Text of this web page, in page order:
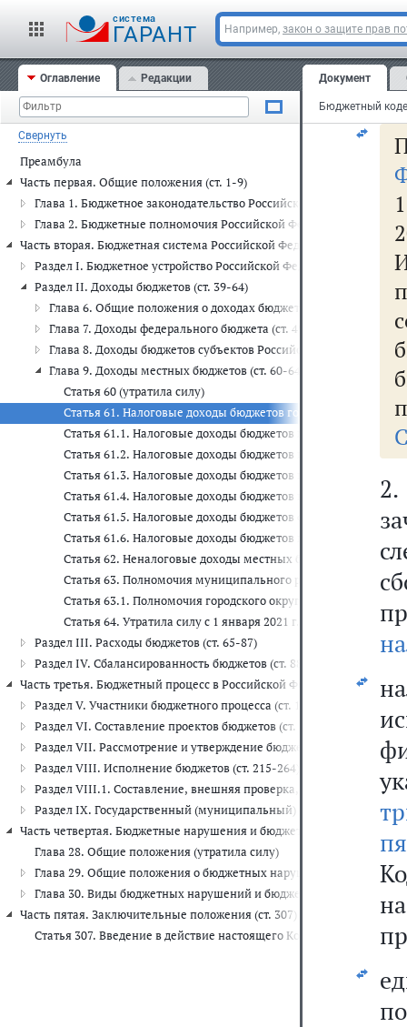
cистема
ГАРАНТ Например, закон о защите прав
Оглавление Редакции
Свернуть
Преамбула
Часть первая. Общие положения (ст. 1-9)
Глава 1. Бюджетное законодательство Российской Федерации (ст.
Глава 2. Бюджетные полномочия Российской Федерации,
Часть вторая. Бюджетная система Российской Федерации (ст. 10-150)
Раздел I. Бюджетное устройство Российской Федерации (ст. 10-
Раздел II. Доходы бюджетов (ст. 39-64)
Глава 6. Общие положения о доходах бюджетов (ст. 39-48)
Глава 7. Доходы федерального бюджета (ст. 49-54)
Глава 8. Доходы бюджетов субъектов Российской Федерации
Глава 9. Доходы местных бюджетов (ст. 60-64)
Статья 60 (утратила силу)
Статья 61. Налоговые доходы бюджетов городских поселений
Статья 61.1. Налоговые доходы бюджетов муниципальных
Статья 61.2. Налоговые доходы бюджетов городских округов
Статья 61.3. Налоговые доходы бюджетов городских
Статья 61.4. Налоговые доходы бюджетов внутригородских
Статья 61.5. Налоговые доходы бюджетов сельских
Статья 61.6. Налоговые доходы бюджетов муниципальных
Статья 62. Неналоговые доходы местных бюджетов
Статья 63. Полномочия муниципального района по
Статья 63.1. Полномочия городского округа с
Статья 64. Утратила силу с 1 января 2021 г.
Раздел III. Расходы бюджетов (ст. 65-87)
Раздел IV. Сбалансированность бюджетов (ст. 88-150)
Часть третья. Бюджетный процесс в Российской Федерации (ст. 151-
Раздел V. Участники бюджетного процесса (ст. 151-168.6)
Раздел VI. Составление проектов бюджетов (ст. 169-184)
Раздел VII. Рассмотрение и утверждение бюджетов (ст. 184.1-214)
Раздел VIII. Исполнение бюджетов (ст. 215-264)
Раздел VIII.1. Составление, внешняя проверка, рассмотрение и
Раздел IX. Государственный (муниципальный) финансовый
Часть четвертая. Бюджетные нарушения и бюджетные меры
Глава 28. Общие положения (утратила силу)
Глава 29. Общие положения о бюджетных нарушениях и
Глава 30. Виды бюджетных нарушений и бюджетные меры
Часть пятая. Заключительные положения (ст. 307)
Статья 307. Введение в действие настоящего Кодекса
Документ